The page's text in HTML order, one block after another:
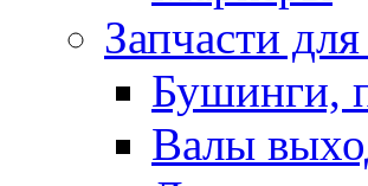
Запчасти
Бушинги,
Валы